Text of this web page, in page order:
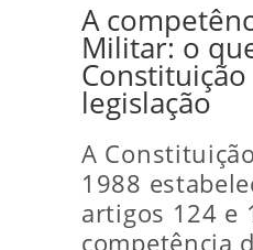
A
Militar: o
Constituição
legislação
A
1988
artigos 124 e
competência